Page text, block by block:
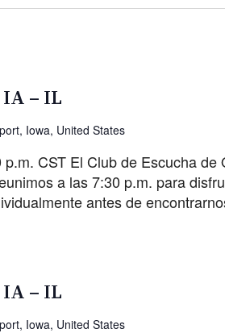
IA – IL
Iowa, United States
CST El Club de Escucha
a las 7:30 p.m. para
antes de
IA – IL
Iowa, United States